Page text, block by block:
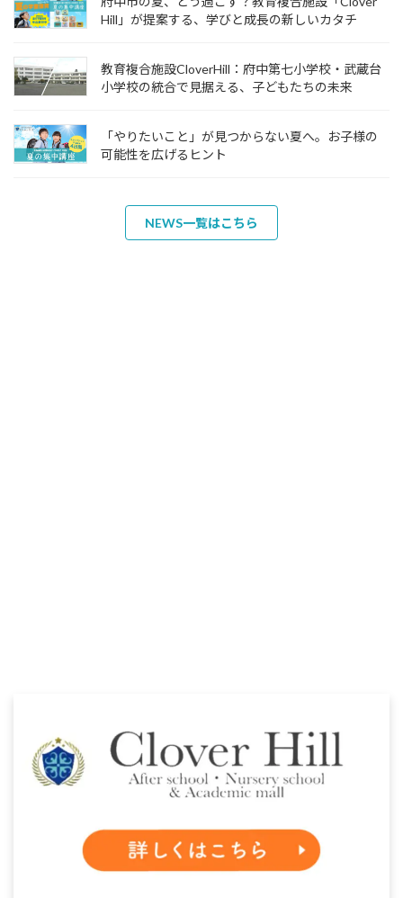
Hill」が提案する、学びと成長の新しいカタチ
教育複合施設CloverHill：府中第七小学校・武蔵台
小学校の統合で見据える、子どもたちの未来
「やりたいこと」が見つからない夏へ。お子様の
可能性を広げるヒント
NEWS一覧はこちら